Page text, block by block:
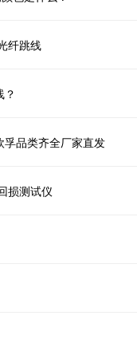
纤跳线
孚品类齐全厂家直发
损测试仪